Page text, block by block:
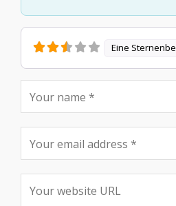
Eine